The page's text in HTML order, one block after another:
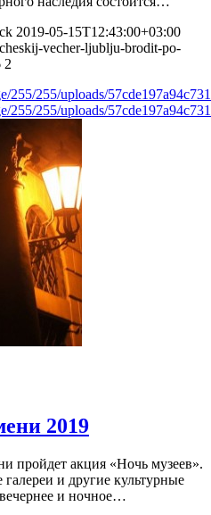
2019-05-15T12:43:00+03:00
vecher-ljublju-brodit-po-
2
255/255/uploads/
255/255/uploads/
2019
пройдет акция «Ночь музеев».
и другие культурные
и ночное…